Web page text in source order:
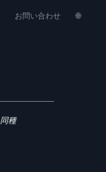
お問い合わせ 🌐
同種